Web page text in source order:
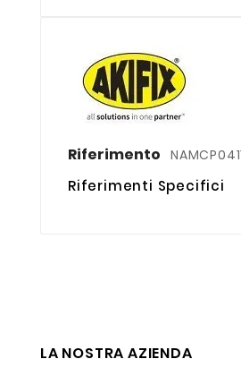
Riferimento
Riferimenti Specifici
LA NOSTRA AZIENDA